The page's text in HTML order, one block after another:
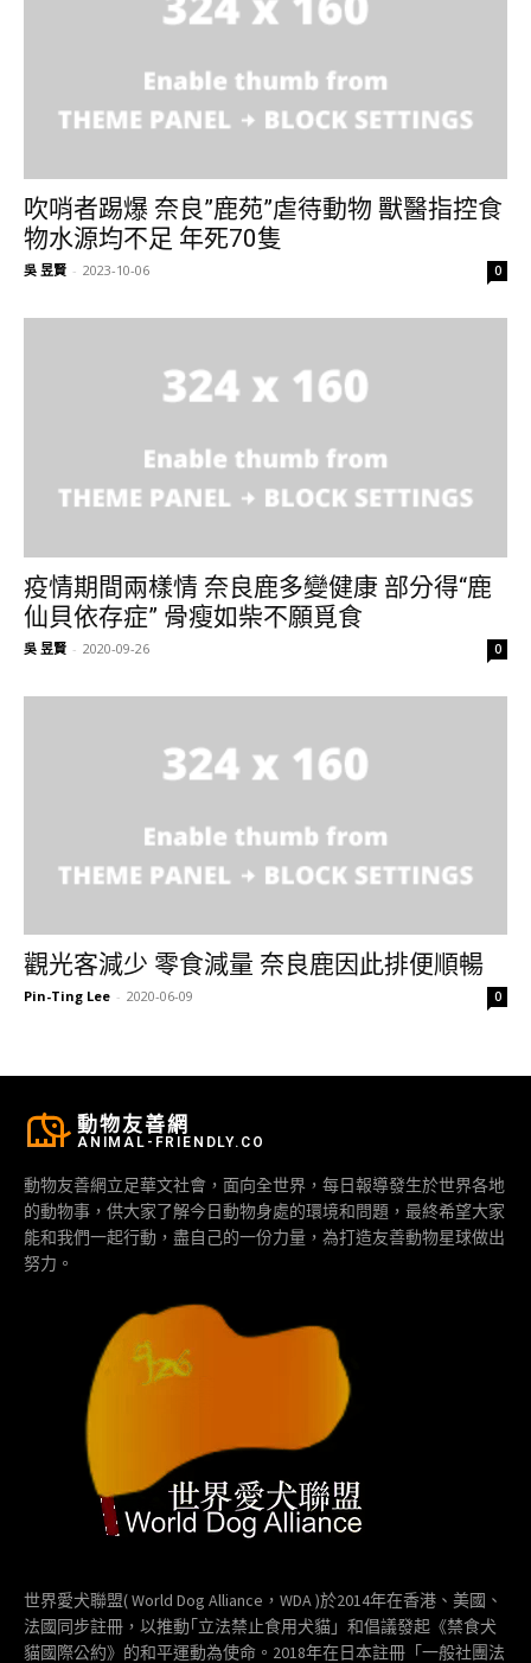
吹哨者踢爆 奈良”鹿苑”虐待動物 獸醫指控食
物水源均不足 年死70隻
吳 昱賢 - 2023-10-06 0
疫情期間兩樣情 奈良鹿多變健康 部分得“鹿
仙貝依存症” 骨瘦如柴不願覓食
吳 昱賢 - 2020-09-26 0
觀光客減少 零食減量 奈良鹿因此排便順暢
Pin-Ting Lee - 2020-06-09 0
動物友善網
ANIMAL-FRIENDLY.CO
動物友善網立足華文社會，面向全世界，每日報導發生於世界各地
的動物事，供大家了解今日動物身處的環境和問題，最終希望大家
能和我們一起行動，盡自己的一份力量，為打造友善動物星球做出
努力。
世界愛犬聯盟( World Dog Alliance，WDA )於2014年在香港、美國、
法國同步註冊，以推動｢立法禁止食用犬貓」和倡議發起《禁食犬
貓國際公約》的和平運動為使命。2018年在日本註冊「一般社團法